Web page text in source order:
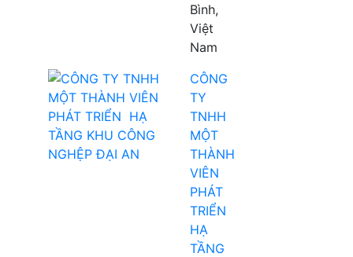
Bình,
Việt
Nam
CÔNG
TY
TNHH
MỘT
THÀNH
VIÊN
PHÁT
TRIỂN
HẠ
TẦNG